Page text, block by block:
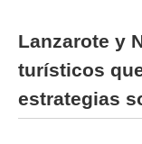
Lanzarote y
turísticos
estrategias